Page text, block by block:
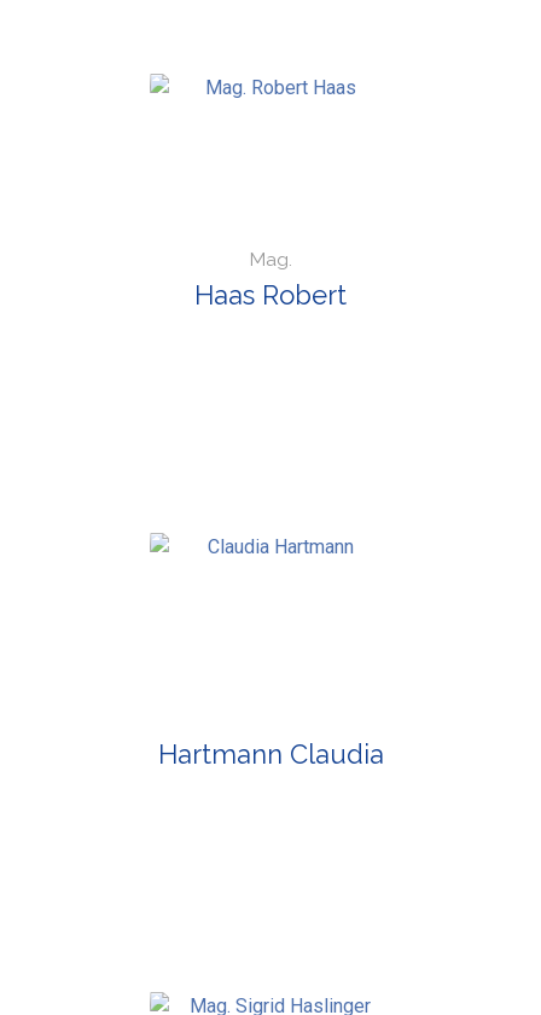
Mag.
Haas Robert
Hartmann Claudia